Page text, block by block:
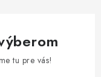
tu pre vás!